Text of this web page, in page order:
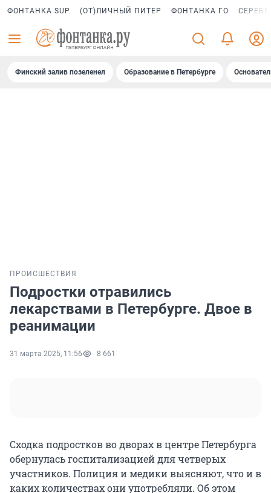
ФОНТАНКА SUP (ОТ)ЛИЧНЫЙ ПИТЕР ФОНТАНКА ГО
Финский залив позеленел Образование в Петербурге
ПРОИСШЕСТВИЯ
Подростки отравились
лекарствами в Петербурге. Двое в
реанимации
31 марта 2025, 11:56 8 661
Сходка подростков во дворах в центре Петербурга
обернулась госпитализацией для четверых
участников. Полиция и медики выясняют, что и в
каких количествах они употребляли. Об этом